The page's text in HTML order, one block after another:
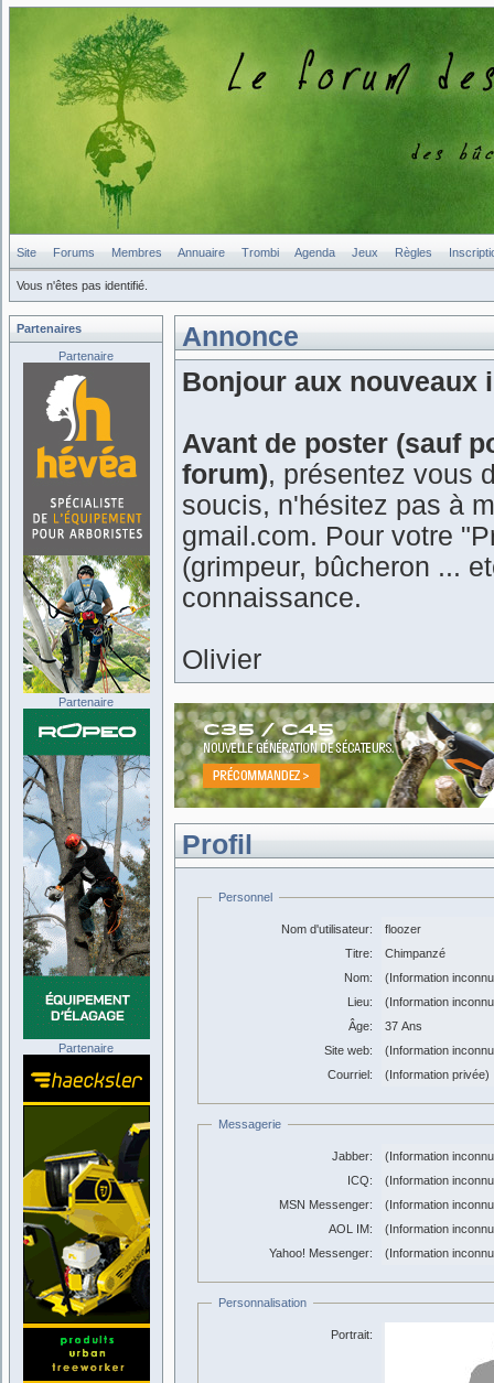
Site Forums Membres Annuaire Trombi Agenda Jeux Règles
Vous n'êtes pas identifié.
Annonce
Bonjour aux nouveaux
Avant de poster (sauf
forum), présentez vous
soucis, n'hésitez pas à
gmail.com. Pour votre
(grimpeur, bûcheron ...
connaissance.
Olivier
Profil
Personnel
Nom d'utilisateur:
floozer
Titre:
Chimpanzé
Nom:
(Information
Lieu:
(Information
Âge:
37 Ans
Site web:
(Information
Courriel:
(Information privée)
Messagerie
Jabber:
(Information
ICQ:
(Information
MSN Messenger:
(Information
AOL IM:
(Information
Yahoo! Messenger:
(Information
Personnalisation
Portrait:
Partenaires
Partenaire
Partenaire
Partenaire